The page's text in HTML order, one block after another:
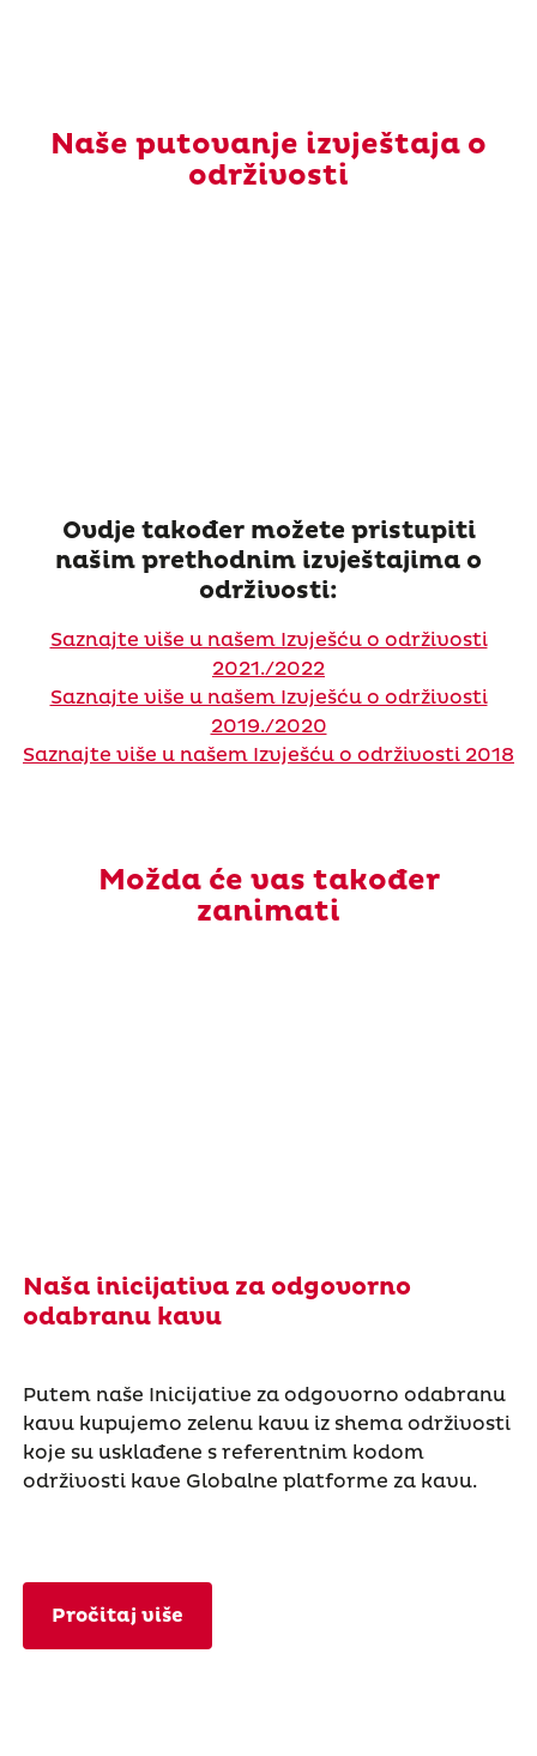
Naše putovanje izvještaja o
održivosti
Ovdje također možete pristupiti
našim prethodnim izvještajima o
održivosti:
Saznajte više u našem Izvješću o održivosti
2021./2022
Saznajte više u našem Izvješću o održivosti
2019./2020
Saznajte više u našem Izvješću o održivosti 2018
Možda će vas također
zanimati
Naša inicijativa za odgovorno
odabranu kavu
Putem naše Inicijative za odgovorno odabranu
kavu kupujemo zelenu kavu iz shema održivosti
koje su usklađene s referentnim kodom
održivosti kave Globalne platforme za kavu.
Pročitaj više